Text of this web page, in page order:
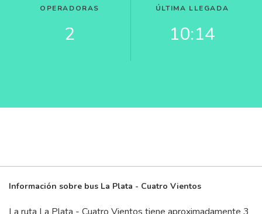
OPERADORAS
2
ÚLTIMA LLEGADA
10:14
Información sobre bus La Plata - Cuatro Vientos